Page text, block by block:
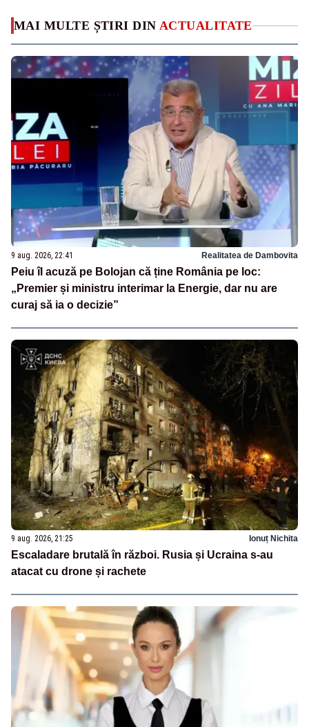
MAI MULTE ȘTIRI DIN ACTUALITATE
9 aug. 2026, 22:41 Realitatea de Dambovita
Peiu îl acuză pe Bolojan că ține România pe loc:
„Premier și ministru interimar la Energie, dar nu are
curaj să ia o decizie”
9 aug. 2026, 21:25 Ionuț Nichita
Escaladare brutală în război. Rusia și Ucraina s-au
atacat cu drone și rachete